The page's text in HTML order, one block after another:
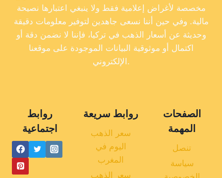
مخصصة لأغراض إعلامية فقط ولا ينبغي اعتبارها نصيحة
مالية. وفي حين أننا نسعى جاهدين لتوفير معلومات دقيقة
وحديثة عن أسعار الذهب في تركيا، فإننا لا نضمن دقة أو
اكتمال أو موثوقية البيانات الموجودة على موقعنا
الإلكتروني.
روابط
اجتماعية
روابط سريعة
سعر الذهب
اليوم في
المغرب
سعر الذهب
الصفحات
المهمة
تنصل
سياسة